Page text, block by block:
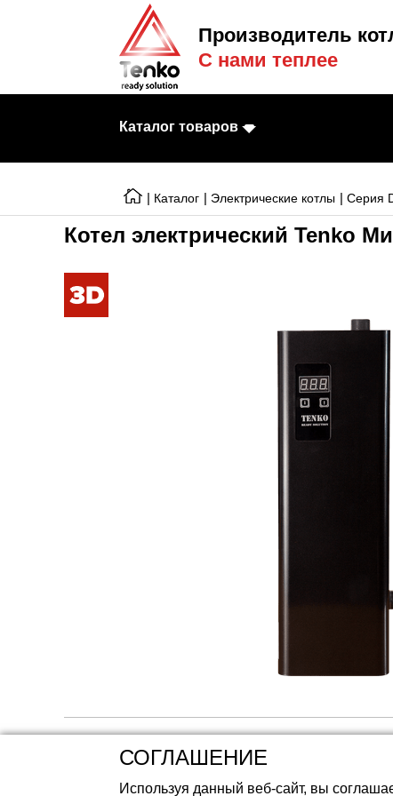
Производитель
С нами теплее
Каталог товаров
Электрические
Конвекторы
Готовые решения
| Каталог | Электрические котлы | Серия
Котел электрический Tenko
СОГЛАШЕНИЕ
Используя данный веб-сайт, вы